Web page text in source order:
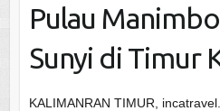
Pulau
Sunyi di Timur
KALIMANRAN TIMUR,